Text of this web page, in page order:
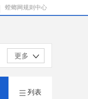
螳螂网规则中心
更多
列表